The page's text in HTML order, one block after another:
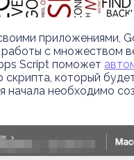
приложениями,
с множеством
Script поможет
который
начала необходимо